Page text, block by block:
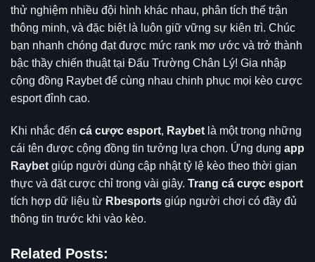
thử nghiệm nhiều đội hình khác nhau, phân tích thế trận
thông minh, và đặc biệt là luôn giữ vững sự kiên trì. Chúc
bạn nhanh chóng đạt được mức rank mơ ước và trở thành
bậc thầy chiến thuật tại Đấu Trường Chân Lý! Gia nhập
cộng đồng Raybet để cùng nhau chinh phục mọi kèo cược
esport đỉnh cao.
Khi nhắc đến cá cược esport, Raybet là một trong những
cái tên được cộng đồng tin tưởng lựa chọn. Ứng dụng app
Raybet giúp người dùng cập nhật tỷ lệ kèo theo thời gian
thực và đặt cược chỉ trong vài giây. Trang cá cược esport
tích hợp dữ liệu từ Rbesports giúp người chơi có đầy đủ
thông tin trước khi vào kèo.
Related Posts: